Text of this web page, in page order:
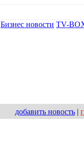
Бизнес новости TV-
добавить новость |